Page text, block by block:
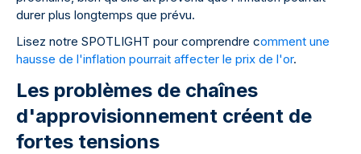
durer plus longtemps que prévu.
Lisez notre SPOTLIGHT pour comprendre comment une
hausse de l'inflation pourrait affecter le prix de l'or.
Les problèmes de chaînes
d'approvisionnement créent de
fortes tensions